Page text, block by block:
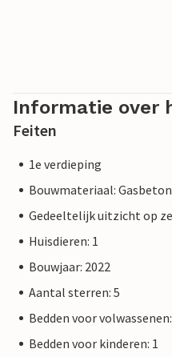
Informatie over
Feiten
1e verdieping
Bouwmateriaal: Gasbeton
Gedeeltelijk uitzicht op
Huisdieren: 1
Bouwjaar: 2022
Aantal sterren: 5
Bedden voor
Bedden voor kinderen: 1